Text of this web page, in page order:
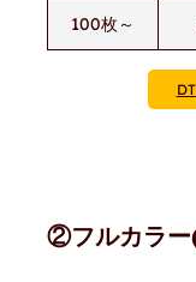
100枚～
②フルカラー